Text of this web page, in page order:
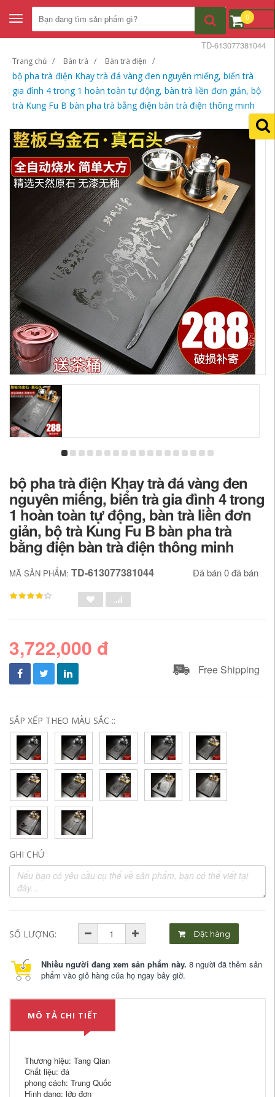
Toggle
navigation
0
Trang chủ Bàn trà Bàn trà điện
bộ pha trà điện Khay trà đá vàng đen nguyên miếng, biển trà
gia đình 4 trong 1 hoàn toàn tự động, bàn trà liền đơn giản, bộ
trà Kung Fu B bàn pha trà bằng điện bàn trà điện thông minh
TD-613077381044
bộ pha trà điện Khay trà đá vàng đen
nguyên miếng, biển trà gia đình 4 trong
1 hoàn toàn tự động, bàn trà liền đơn
giản, bộ trà Kung Fu B bàn pha trà
bằng điện bàn trà điện thông minh
MÃ SẢN PHẨM: TD-613077381044 Đã bán 0 đã bán
3,722,000 đ
Free Shipping
SẮP XẾP THEO MÀU SẮC ::
GHI CHÚ
SỐ LƯỢNG: Đặt hàng
Nhiều người đang xem sản phẩm này. 8 người đã thêm sản
phẩm vào giỏ hàng của họ ngay bây giờ.
MÔ TẢ CHI TIẾT
Thương hiệu: Tang Qian
Chất liệu: đá
phong cách: Trung Quốc
Hình dạng: lớp đơn